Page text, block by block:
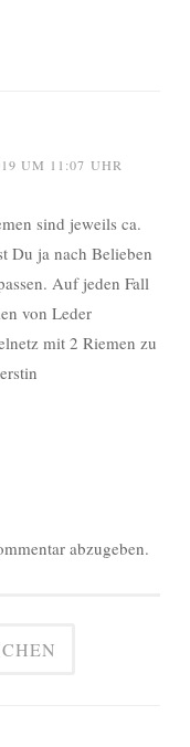
UM 11:07 UHR
sind jeweils ca.
Du ja nach Belieben
Auf jeden Fall
von Leder
mit 2 Riemen zu
abzugeben.